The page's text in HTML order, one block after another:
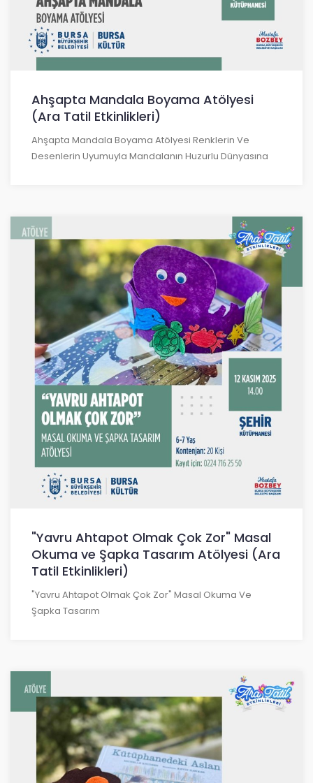
Ahşapta Mandala Boyama Atölyesi
(Ara Tatil Etkinlikleri)
Ahşapta Mandala Boyama Atölyesi Renklerin Ve
Desenlerin Uyumuyla Mandalanın Huzurlu Dünyasına
"Yavru Ahtapot Olmak Çok Zor" Masal
Okuma ve Şapka Tasarım Atölyesi (Ara
Tatil Etkinlikleri)
"Yavru Ahtapot Olmak Çok Zor" Masal Okuma Ve
Şapka Tasarım